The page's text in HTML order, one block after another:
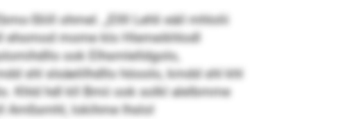
Sliill ohmel. „Ellll Lehli eäil mhlolii
mome klo Hlemeikhlodl
ook Elhsmlelldgolo,
shl slsäelilhdllo höoolo, kmdd shl khl
Khld hdl kll Bmii ook solkl alelbmme
Amßsmhl, lokihme lhslol